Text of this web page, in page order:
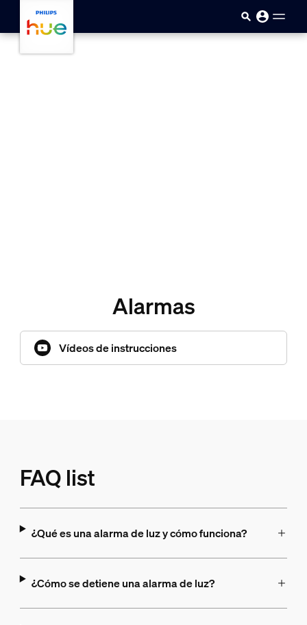
Saltar al contenido principal
Alarmas
Vídeos de instrucciones
FAQ list
¿Qué es una alarma de luz y cómo funciona?
¿Cómo se detiene una alarma de luz?